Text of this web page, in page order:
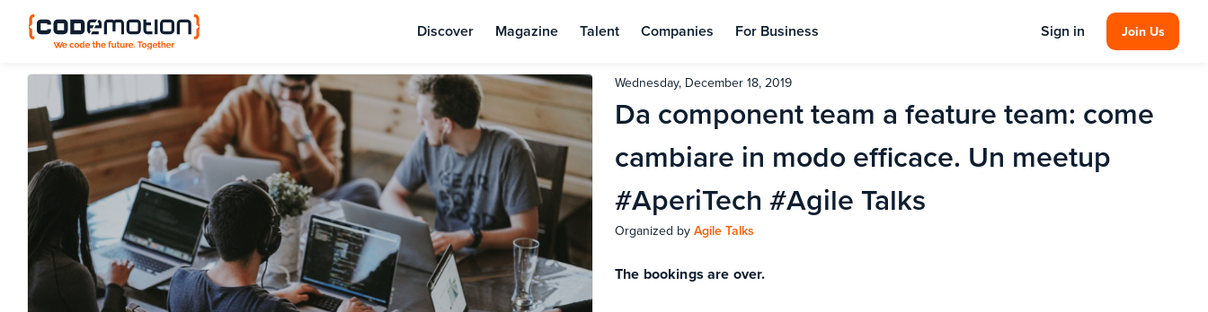
Discover Magazine Talent Companies For Business Sign in Join Us
Wednesday, December 18, 2019
Da component team a feature team: come
cambiare in modo efficace. Un meetup
#AperiTech #Agile Talks
Organized byAgile Talks
The bookings are over.